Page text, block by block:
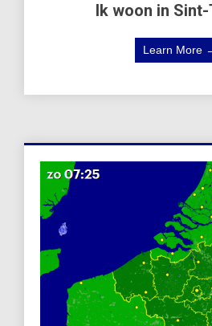
Ik woon in
Learn More